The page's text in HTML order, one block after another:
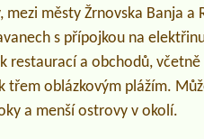
mezi městy Žrnovska Banja
s přípojkou na
restaurací a obchodů,
třem oblázkovým plážím.
a menší ostrovy v okolí.